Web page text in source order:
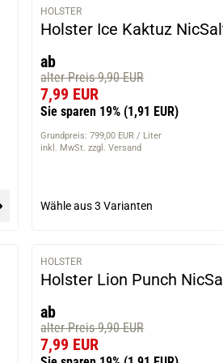
HOLSTER
Holster Ice Kaktuz
ab
alter Preis 9,90 EUR
7,99 EUR
Sie sparen 19% (1,91 EUR)
Grundpreis: 799,00 EUR / Liter
inkl. MwSt. zzgl. Versand
Wähle aus3 Varianten
HOLSTER
Holster Lion Punch
ab
alter Preis 9,90 EUR
7,99 EUR